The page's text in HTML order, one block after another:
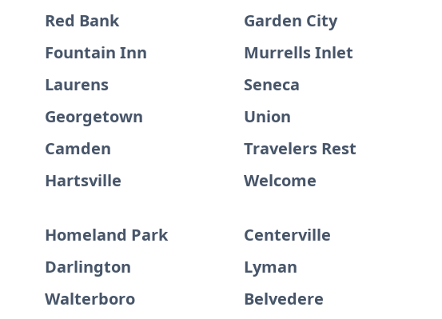
Red Bank
Garden City
Fountain Inn
Murrells Inlet
Laurens
Seneca
Georgetown
Union
Camden
Travelers Rest
Hartsville
Welcome
Homeland Park
Centerville
Darlington
Lyman
Walterboro
Belvedere